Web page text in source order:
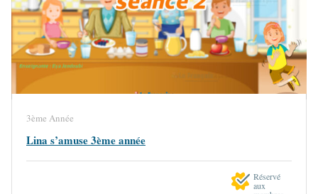
3ème Année
Lina s’amuse 3ème année
Réservé
aux